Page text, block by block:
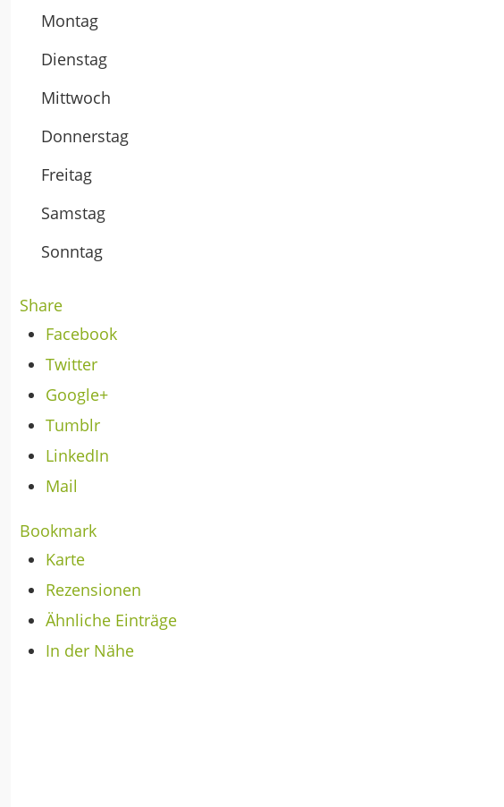
Montag
Dienstag
Mittwoch
Donnerstag
Freitag
Samstag
Sonntag
Share
Facebook
Twitter
Google+
Tumblr
LinkedIn
Mail
Bookmark
Karte
Rezensionen
Ähnliche Einträge
In der Nähe